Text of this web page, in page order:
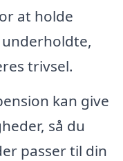
at holde
trivsel.
kan give
så du
passer til din